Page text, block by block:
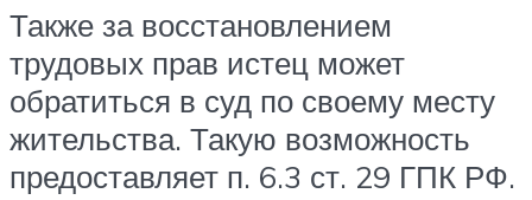
Также за восстановлением
трудовых прав истец может
обратиться в суд по своему месту
жительства. Такую возможность
предоставляет п. 6.3 ст. 29 ГПК РФ.